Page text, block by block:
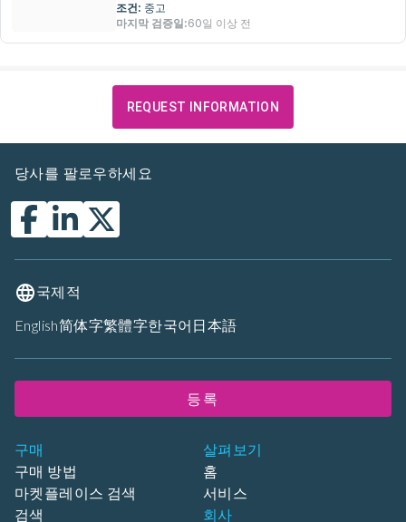
조건: 중고
마지막 검증일:60일 이상 전
REQUEST INFORMATION
구매
구매 방법
마켓플레이스 검색
검색
살펴보기
홈
서비스
회사
당사를 팔로우하세요
국제적
English简体字繁體字한국어 日本語
등록